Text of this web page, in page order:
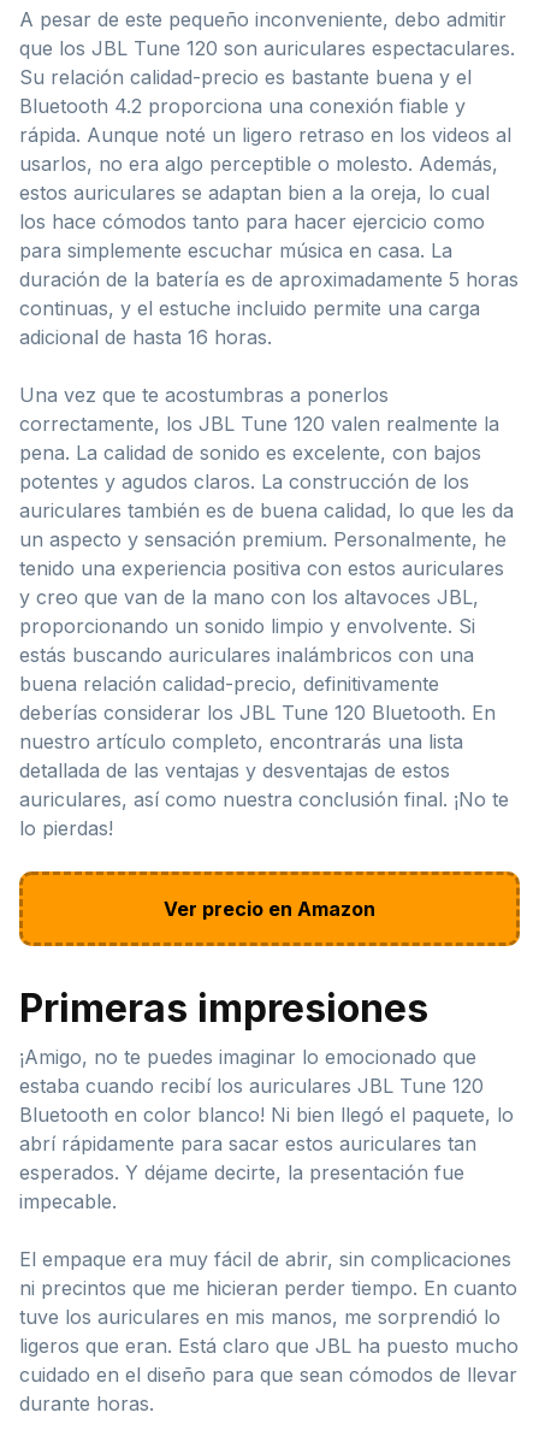
A pesar de este pequeño inconveniente, debo admitir
que los JBL Tune 120 son auriculares espectaculares.
Su relación calidad-precio es bastante buena y el
Bluetooth 4.2 proporciona una conexión fiable y
rápida. Aunque noté un ligero retraso en los videos al
usarlos, no era algo perceptible o molesto. Además,
estos auriculares se adaptan bien a la oreja, lo cual
los hace cómodos tanto para hacer ejercicio como
para simplemente escuchar música en casa. La
duración de la batería es de aproximadamente 5 horas
continuas, y el estuche incluido permite una carga
adicional de hasta 16 horas.
Una vez que te acostumbras a ponerlos
correctamente, los JBL Tune 120 valen realmente la
pena. La calidad de sonido es excelente, con bajos
potentes y agudos claros. La construcción de los
auriculares también es de buena calidad, lo que les da
un aspecto y sensación premium. Personalmente, he
tenido una experiencia positiva con estos auriculares
y creo que van de la mano con los altavoces JBL,
proporcionando un sonido limpio y envolvente. Si
estás buscando auriculares inalámbricos con una
buena relación calidad-precio, definitivamente
deberías considerar los JBL Tune 120 Bluetooth. En
nuestro artículo completo, encontrarás una lista
detallada de las ventajas y desventajas de estos
auriculares, así como nuestra conclusión final. ¡No te
lo pierdas!
Ver precio en Amazon
Primeras impresiones
¡Amigo, no te puedes imaginar lo emocionado que
estaba cuando recibí los auriculares JBL Tune 120
Bluetooth en color blanco! Ni bien llegó el paquete, lo
abrí rápidamente para sacar estos auriculares tan
esperados. Y déjame decirte, la presentación fue
impecable.
El empaque era muy fácil de abrir, sin complicaciones
ni precintos que me hicieran perder tiempo. En cuanto
tuve los auriculares en mis manos, me sorprendió lo
ligeros que eran. Está claro que JBL ha puesto mucho
cuidado en el diseño para que sean cómodos de llevar
durante horas.